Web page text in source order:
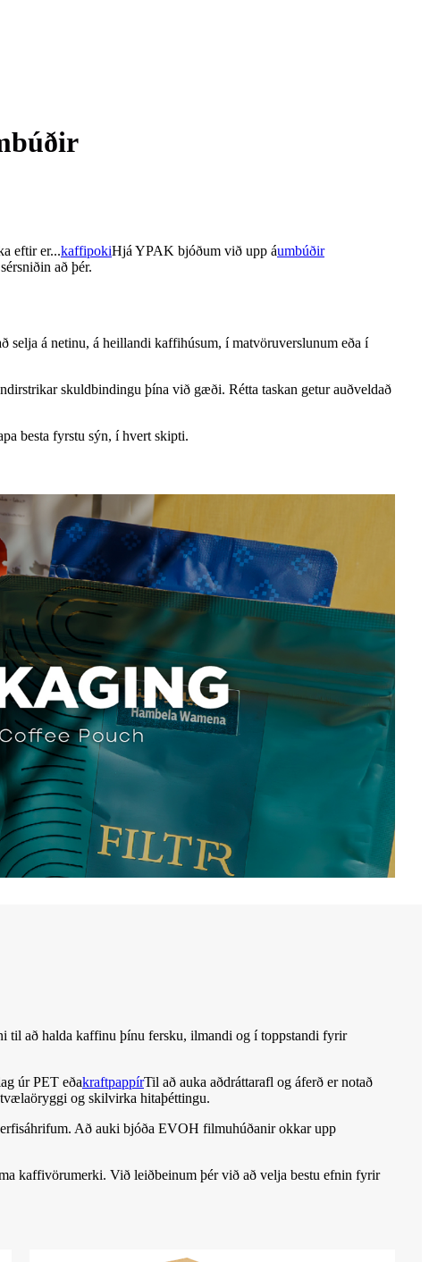
eftir er...kaffipokiHjá YPAK bjóðum við upp áumbúðir
að þér.
selja á netinu, á heillandi kaffihúsum, í matvöruverslunum eða í
skuldbindingu þína við gæði. Rétta taskan getur auðveldað
besta fyrstu sýn, í hvert skipti.
til að halda kaffinu þínu fersku, ilmandi og í toppstandi fyrir
úr PET eðakraftpappírTil að auka aðdráttarafl og áferð er notað
og skilvirka hitaþéttingu.
Að auki bjóða EVOH filmuhúðanir okkar upp
kaffivörumerki. Við leiðbeinum þér við að velja bestu efnin fyrir